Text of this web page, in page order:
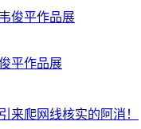
平作品展